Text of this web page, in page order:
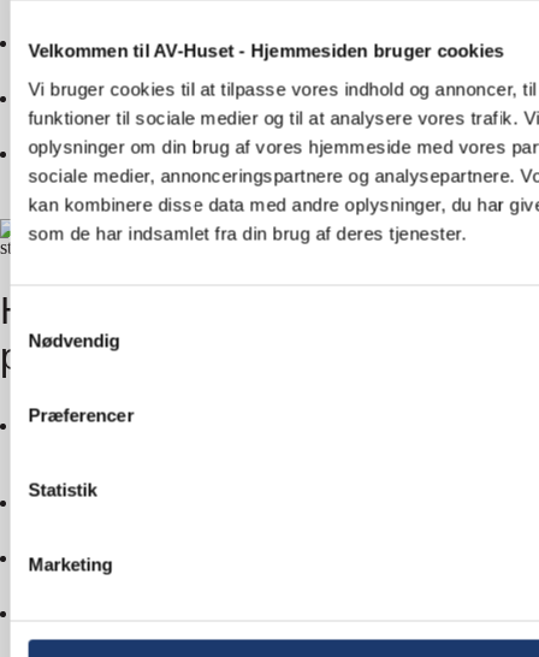
Velkommen til AV-Huset - Hjemmesiden bruger cookies
Vi bruger cookies til at tilpasse vores indhold og annoncer,
funktioner til sociale medier og til at analysere vores trafik.
oplysninger om din brug af vores hjemmeside med vores
sociale medier, annonceringspartnere og analysepartnere.
kan kombinere disse data med andre oplysninger, du har
som de har indsamlet fra din brug af deres tjenester.
Samtykkevalg
Nødvendig
Præferencer
Statistik
Marketing
Når der er behov for præcis farvegengivelse og høj detaljegrad i
grafik, tekst og video.
Når der er behov for interaktivitet – touchskærmetilbyder flere
funktioner.
Når lang levetid og minimal vedligeholdelse er højt prioriteret.
Hvornår skal man vælge en
projektor?
Når lokalet er stort og der er behov for billedstørrelser over 120”.
Når der er mørklægning eller dæmpning af lys i lokalet, så
Når man ønsker en fleksibel løsning, der kan tilpasses rummets
dimensioner.
rummet kan bruges til flere formål.